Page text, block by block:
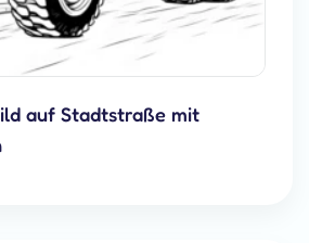
auf Stadtstraße mit